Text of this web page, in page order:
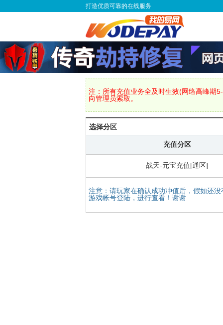
打造优质可靠的在线服务
注：所有充值业务全及时生效(网络高峰期
向管理员索取。
选择分区
充值分区
战天-元宝充值[通区]
注意：请玩家在确认成功冲值后，假如还
游戏帐号登陆，进行查看！谢谢